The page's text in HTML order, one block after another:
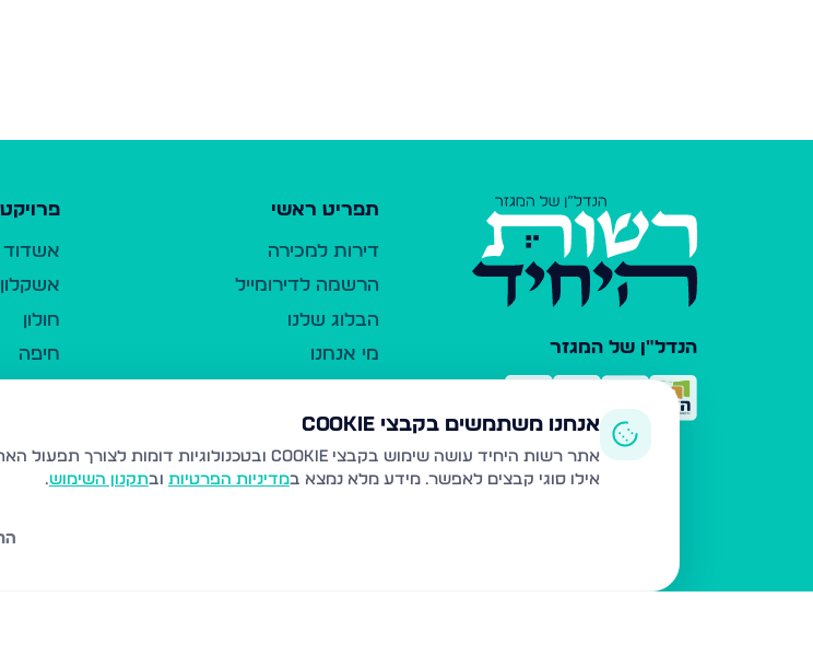
הנדל"ן של המגזר
תפריט ראשי
דירות למכירה
הרשמה לדירומייל
הבלוג שלנו
מי אנחנו
כלי עזר
פרסום ברשות היחיד
משרדי תיווך
אשדוד
אשקלון
חולון
חיפה
נהריה
עמנואל
אנחנו משתמשים בקבצי Cookie
אתר רשות היחיד עושה שימוש בקבצי Cookie ובטכנולוגיות דומות לצורך תפעול האתר, שיפור חוויית המשתמש, ניתוח שימוש ושיווק מותאם.
אילו סוגי קבצים לאפשר. מידע מלא נמצא במדיניות הפרטיות ובתקנון השימוש.